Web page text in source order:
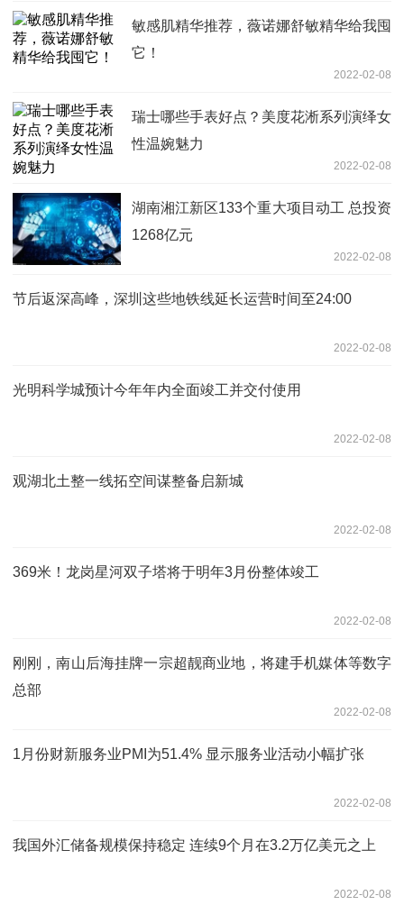
敏感肌精华推荐，薇诺娜舒敏精华给我囤
它！
2022-02-08
瑞士哪些手表好点？美度花淅系列演绎女
性温婉魅力
2022-02-08
湖南湘江新区133个重大项目动工 总投资
1268亿元
2022-02-08
节后返深高峰，深圳这些地铁线延长运营时间至24:00
2022-02-08
光明科学城预计今年年内全面竣工并交付使用
2022-02-08
观湖北土整一线拓空间谋整备启新城
2022-02-08
369米！龙岗星河双子塔将于明年3月份整体竣工
2022-02-08
刚刚，南山后海挂牌一宗超靓商业地，将建手机媒体等数字
总部
2022-02-08
1月份财新服务业PMI为51.4% 显示服务业活动小幅扩张
2022-02-08
我国外汇储备规模保持稳定 连续9个月在3.2万亿美元之上
2022-02-08